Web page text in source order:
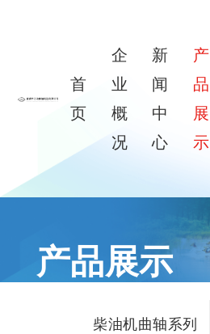
首
页
企
业
概
况
新
闻
中
心
产
品
展
示
产品展示
柴油机曲轴系列